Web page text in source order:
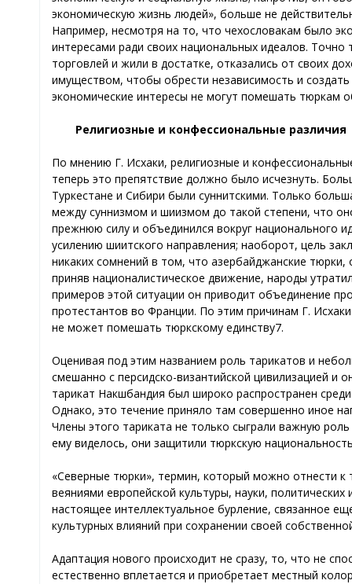
экономическую жизнь людей», больше не
Например, несмотря на то, что чехословакам было
интересами ради своих национальных идеалов.
торговлей и жили в достатке, отказались от своих
имуществом, чтобы обрести независимость и
экономические интересы не могут помешать тюркам
Религиозные и конфессиональные различия
По мнению Г. Иcхаки, религиозные и
теперь это препятствие должно было исчезнуть.
Туркестане и Сибири были суннитскими. Только
между суннизмом и шиизмом до такой степени, что
прежнюю силу и объединился вокруг национального
усилению шиитского направления; наоборот, цель
никаких сомнений в том, что азербайджанские
приняв националистическое движение, народы
примеров этой ситуации он приводит объединение
протестантов во Франции. По этим причинам Г.
не может помешать тюркскому единству7.
Оценивая под этим названием роль тарикатов и
смешанно с персидско-византийской цивилизацией
тарикат Накшбандия был широко распространен
Однако, это течение приняло там совершенно иное
Члены этого тариката не только сыграли важную
ему виделось, они защитили тюркскую
«Северные тюрки», термин, который можно отнести к
веяниями европейской культуры, науки,
настоящее интеллектуальное бурление, связанное
культурных влияний при сохранении своей
Адаптация нового происходит не сразу, то, что не
естественно вплетается и приобретает местный